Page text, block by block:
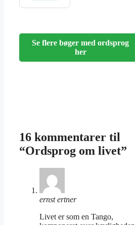
Se flere bøger med ordsprog
her
16 kommentarer til
“Ordsprog om livet”
ernst ertner
Livet er som en Tango,